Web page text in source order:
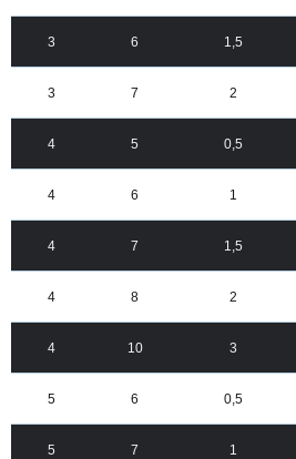
3 6 1,5
3 7 2
4 5 0,5
4 6 1
4 7 1,5
4 8 2
4 10 3
5 6 0,5
5 7 1